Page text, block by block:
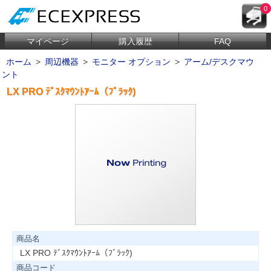
0
マイページ 購入履歴 FAQ
ホーム > 周辺機器 > モニター オプション > アーム/デスクマウ
ント
LX PRO ﾃﾞｽｸﾏｳﾝﾄｱｰﾑ（ﾌﾞﾗｯｸ)
商品名
LX PRO ﾃﾞｽｸﾏｳﾝﾄｱｰﾑ（ﾌﾞﾗｯｸ)
商品コード